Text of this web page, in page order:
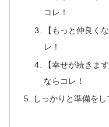
コレ！
【もっと仲良く
レ！
【幸せが続きま
ならコレ！
しっかりと準備を